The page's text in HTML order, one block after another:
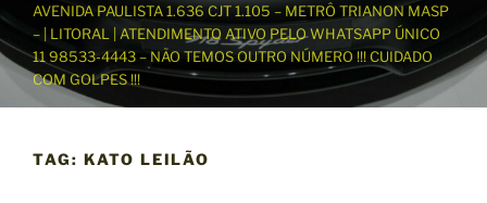
ú
d
AVENIDA PAULISTA 1.636 CJT 1.105 – METRÔ TRIANON MASP
– | LITORAL | ATENDIMENTO ATIVO PELO WHATSAPP ÚNICO
11 98533-4443 – NÃO TEMOS OUTRO NÚMERO !!! CUIDADO
COM GOLPES !!!
TAG: KATO LEILÃO